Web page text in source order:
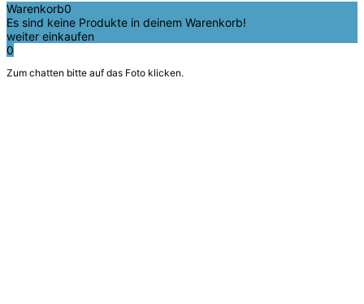
Warenkorb0
Es sind keine Produkte in deinem Warenkorb!
weiter einkaufen
0
Zum chatten bitte auf das Foto klicken.